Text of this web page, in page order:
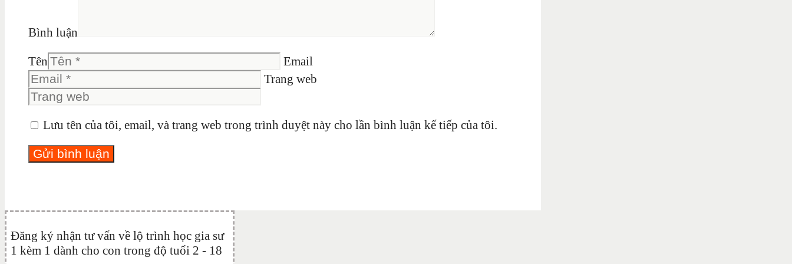
Bình luận
Tên
Email
Trang web
Lưu tên của tôi, email, và trang web trong trình duyệt này cho lần bình luận kế tiếp của tôi.
Đăng ký nhận tư vấn về lộ trình học gia sư
1 kèm 1 dành cho con trong độ tuổi 2 - 18